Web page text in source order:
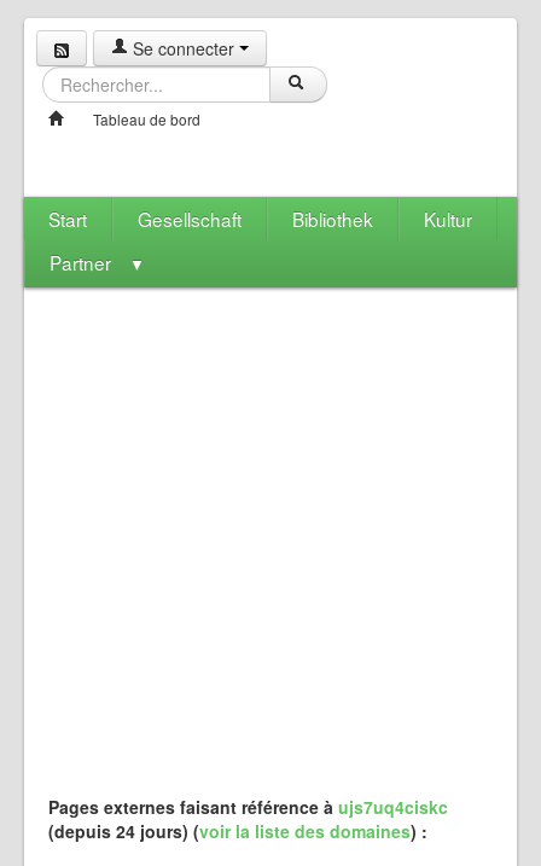
Se connecter
Tableau de bord
Start Gesellschaft Bibliothek
Kultur
Partner
▼
Pages externes faisant référence à ujs7uq4ciskc
(depuis 24 jours) (voir la liste des domaines) :